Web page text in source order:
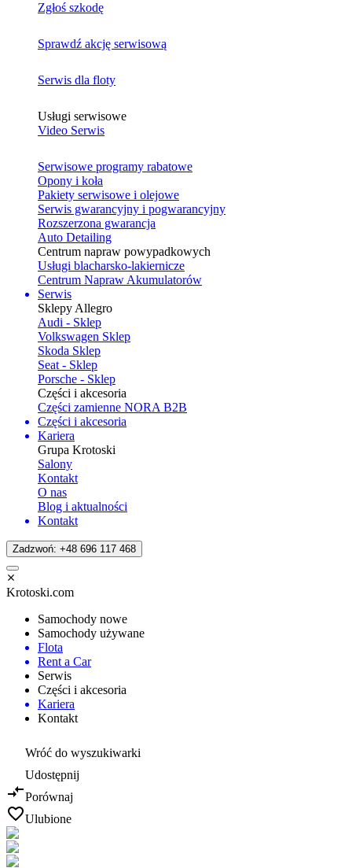
Zgłoś szkodę
Sprawdź akcję serwisową
Serwis dla floty
Usługi serwisowe
Video Serwis
Serwisowe programy rabatowe
Opony i koła
Pakiety serwisowe i olejowe
Serwis gwarancyjny i pogwarancyjny
Rozszerzona gwarancja
Auto Detailing
Centrum napraw powypadkowych
Usługi blacharsko-lakiernicze
Centrum Napraw Akumulatorów
Serwis
Sklepy Allegro
Audi - Sklep
Volkswagen Sklep
Skoda Sklep
Seat - Sklep
Porsche - Sklep
Części i akcesoria
Części zamienne NORA B2B
Części i akcesoria
Kariera
Grupa Krotoski
Salony
Kontakt
O nas
Blog i aktualności
Kontakt
Zadzwoń: +48 696 117 468
Krotoski.com
Samochody nowe
Samochody używane
Flota
Rent a Car
Serwis
Części i akcesoria
Kariera
Kontakt
Wróć do wyszukiwarki
Udostępnij
Porównaj
Ulubione